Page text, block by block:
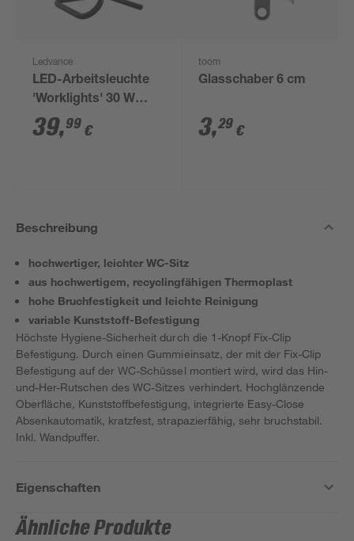
Ledvance
LED-Arbeitsleuchte
'Worklights' 30 W
2700 lm kaltweiß IP
65
39,99 €
toom
Glasschaber 6 cm
3,29 €
Beschreibung
hochwertiger, leichter WC-Sitz
aus hochwertigem, recyclingfähigen Thermoplast
hohe Bruchfestigkeit und leichte Reinigung
variable Kunststoff-Befestigung
Höchste Hygiene-Sicherheit durch die 1-Knopf Fix-Clip
Befestigung. Durch einen Gummieinsatz, der mit der Fix-Clip
Befestigung auf der WC-Schüssel montiert wird, wird das Hin-
und-Her-Rutschen des WC-Sitzes verhindert. Hochglänzende
Oberfläche, Kunststoffbefestigung, integrierte Easy-Close
Absenkautomatik, kratzfest, strapazierfähig, sehr bruchstabil.
Inkl. Wandpuffer.
Eigenschaften
Ähnliche Produkte